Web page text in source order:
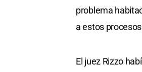
problema
a estos
El juez Rizzo